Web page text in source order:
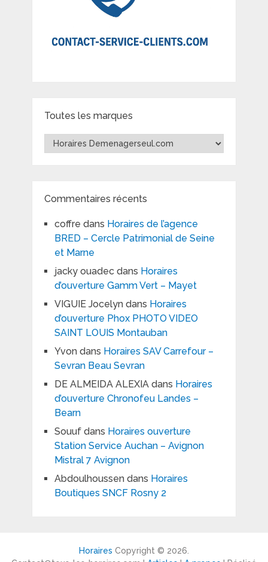
Toutes les marques
Toutes
les
Commentaires récents
coffre dans Horaires de l’agence
BRED – Cercle Patrimonial de Seine
et Marne
jacky ouadecdans Horaires
d’ouverture Gamm Vert – Mayet
VIGUIE Jocelyndans Horaires
d’ouverture Phox PHOTO VIDEO
SAINT LOUIS Montauban
Yvondans Horaires SAV Carrefour –
Sevran Beau Sevran
DE ALMEIDA ALEXIAdans Horaires
d’ouverture Chronofeu Landes –
Bearn
Souufdans Horaires ouverture
Station Service Auchan – Avignon
Mistral 7 Avignon
Abdoulhoussendans Horaires
Boutiques SNCF Rosny 2
Horaires Copyright © 2026.